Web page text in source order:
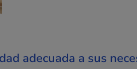
adecuada a sus